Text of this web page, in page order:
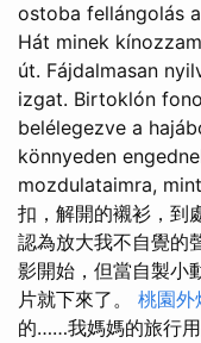
ostoba fellángolás
Hát minek
út. Fájdalmasan
izgat. Birtoklón
belélegezve a
könnyeden
mozdulataimra,
扣，解開的襯衫，到
認為放大我不自覺的
影開始，但當自製小
片就下來了。 桃園外
的……我媽媽的旅行